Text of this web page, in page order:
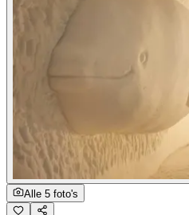
Alle 5 foto's